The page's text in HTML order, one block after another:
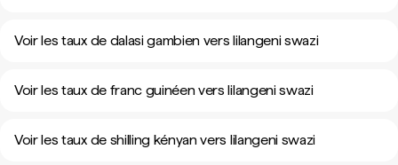
Voir les taux de dalasi gambien vers lilangeni swazi
Voir les taux de franc guinéen vers lilangeni swazi
Voir les taux de shilling kényan vers lilangeni swazi